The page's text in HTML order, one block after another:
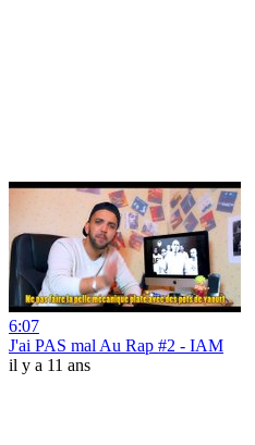
6:07
J'ai PAS mal Au Rap #2 - IAM
il y a 11 ans